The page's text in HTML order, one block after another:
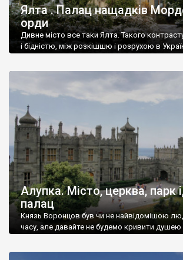
Ялта . Палац нащадків
орди
Дивне місто все таки Ялта. Такого
і бідністю, між розкішшю і розрухою в
Алупка. Місто, церква, парк
палац
Князь Воронцов був чи не найвідомішою
часу, але давайте не будемо кривити душею